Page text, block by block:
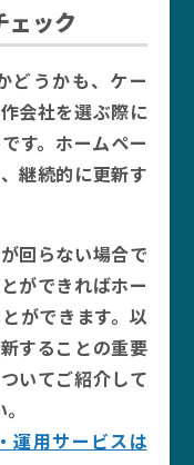
ェック
どうかも、ケー
会社を選ぶ際に
す。ホームペー
継続的に更新す
回らない場合で
ができればホー
ができます。以
することの重要
いてご紹介して
運用サービスは